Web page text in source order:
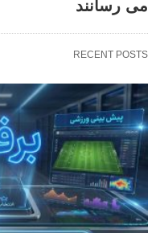
می رسانند
RECENT POSTS